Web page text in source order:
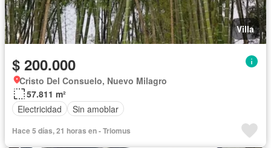
Villa
$ 200.000
Cristo Del Consuelo, Nuevo Milagro
57.811 m²
Electricidad
Sin amoblar
Hace 5 días, 21 horas en - Triomus